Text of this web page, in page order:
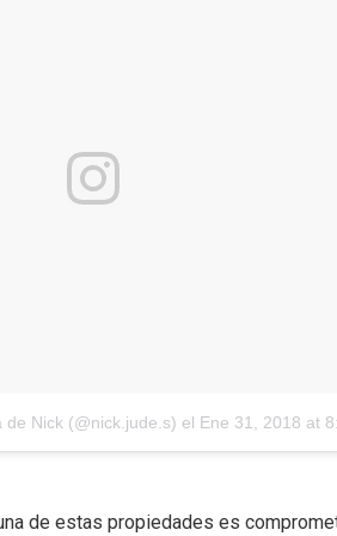
Nick (@nick.jude.s) el Ene 31, 2018 at
de estas propiedades es